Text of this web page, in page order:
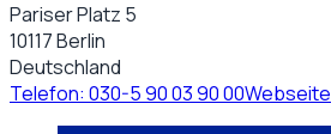
Pariser Platz 5
10117 Berlin
Deutschland
Telefon: 030-5 90 03 90 00Webseite